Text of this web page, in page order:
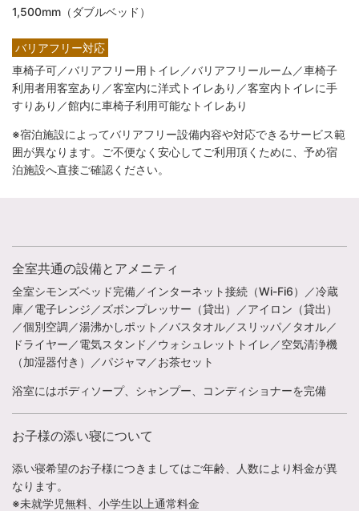
1,500mm（ダブルベッド）
バリアフリー対応
車椅子可／バリアフリー用トイレ／バリアフリールーム／車椅子
利用者用客室あり／客室内に洋式トイレあり／客室内トイレに手
すりあり／館内に車椅子利用可能なトイレあり
※宿泊施設によってバリアフリー設備内容や対応できるサービス範
囲が異なります。ご不便なく安心してご利用頂くために、予め宿
泊施設へ直接ご確認ください。
全室共通の設備とアメニティ
全室シモンズベッド完備／インターネット接続（Wi-Fi6）／冷蔵
庫／電子レンジ／ズボンプレッサー（貸出）／アイロン（貸出）
／個別空調／湯沸かしポット／バスタオル／スリッパ／タオル／
ドライヤー／電気スタンド／ウォシュレットトイレ／空気清浄機
（加湿器付き）／パジャマ／お茶セット
浴室にはボディソープ、シャンプー、コンディショナーを完備
お子様の添い寝について
添い寝希望のお子様につきましてはご年齢、人数により料金が異
なります。
※未就学児無料、小学生以上通常料金